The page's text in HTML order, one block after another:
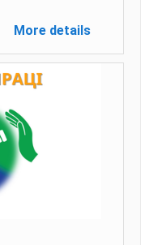
More details